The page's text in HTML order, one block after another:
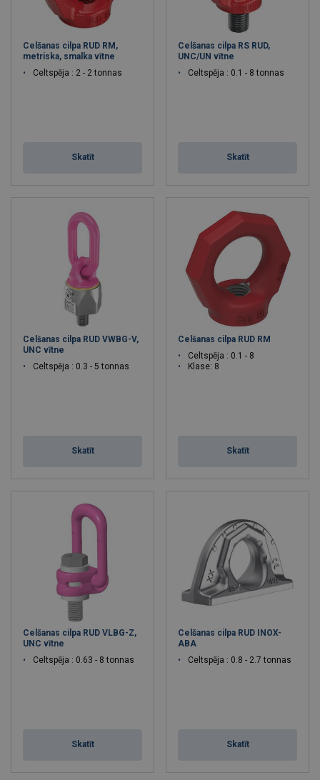
Celšanas cilpa RUD RM,
metriska, smalka vītne
Celtspēja : 2 - 2 tonnas
Skatīt
Celšanas cilpa RS RUD,
UNC/UN vītne
Celtspēja : 0.1 - 8 tonnas
Skatīt
Celšanas cilpa RUD VWBG-V,
UNC vītne
Celtspēja : 0.3 - 5 tonnas
Skatīt
Celšanas cilpa RUD RM
Celtspēja : 0.1 - 8
Klase: 8
Skatīt
Celšanas cilpa RUD VLBG-Z,
UNC vītne
Celtspēja : 0.63 - 8 tonnas
Skatīt
Celšanas cilpa RUD INOX-
ABA
Celtspēja : 0.8 - 2.7 tonnas
Skatīt